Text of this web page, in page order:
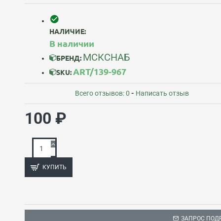
НАЛИЧИЕ:
В наличии
БРЕНД: МСКСНАБ
SKU:ART/139-967
Всего отзывов: 0 - Написать отзыв
100 ₽
КУПИТЬ
ЗАПРОС